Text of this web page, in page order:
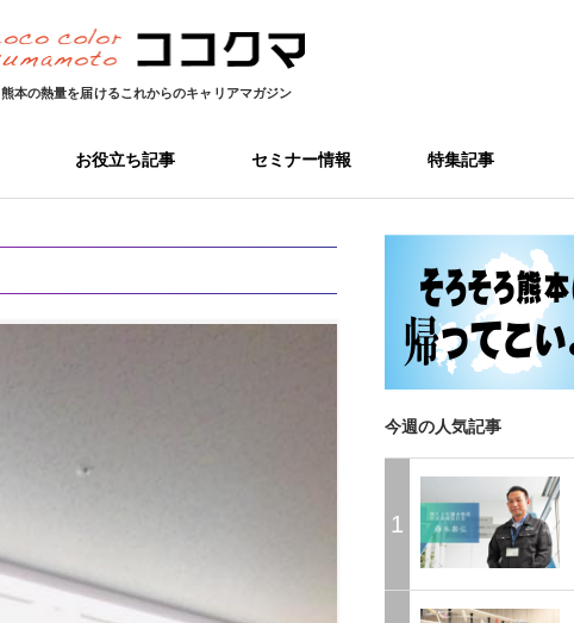
熊本の熱量を届けるこれからのキャリアマガジン
お役立ち記事 セミナー情報 特集記事
今週の人気記事
1